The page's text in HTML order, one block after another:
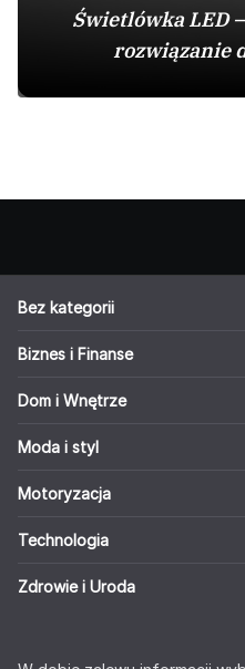
Świetlówka LED
rozwiązanie
Bez kategorii
Biznes i Finanse
Dom i Wnętrze
Moda i styl
Motoryzacja
Technologia
Zdrowie i Uroda